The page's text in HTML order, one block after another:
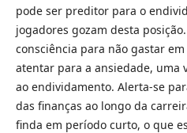
pode ser preditor para o
jogadores gozam desta
consciência para não gastar
atentar para a ansiedade, uma
ao endividamento. Alerta-se
das finanças ao longo da
finda em período curto, o que